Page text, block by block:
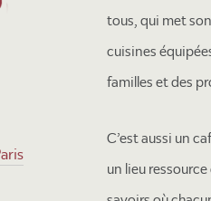
tous, qui met
cuisines
familles et des
C’est aussi un
un lieu ressource